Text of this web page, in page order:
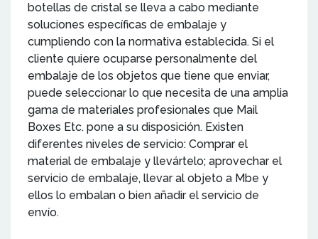
botellas de cristal se lleva a cabo mediante
soluciones específicas de embalaje y
cumpliendo con la normativa establecida. Si el
cliente quiere ocuparse personalmente del
embalaje de los objetos que tiene que enviar,
puede seleccionar lo que necesita de una amplia
gama de materiales profesionales que Mail
Boxes Etc. pone a su disposición. Existen
diferentes niveles de servicio: Comprar el
material de embalaje y llevártelo; aprovechar el
servicio de embalaje, llevar al objeto a Mbe y
ellos lo embalan o bien añadir el servicio de
envío.